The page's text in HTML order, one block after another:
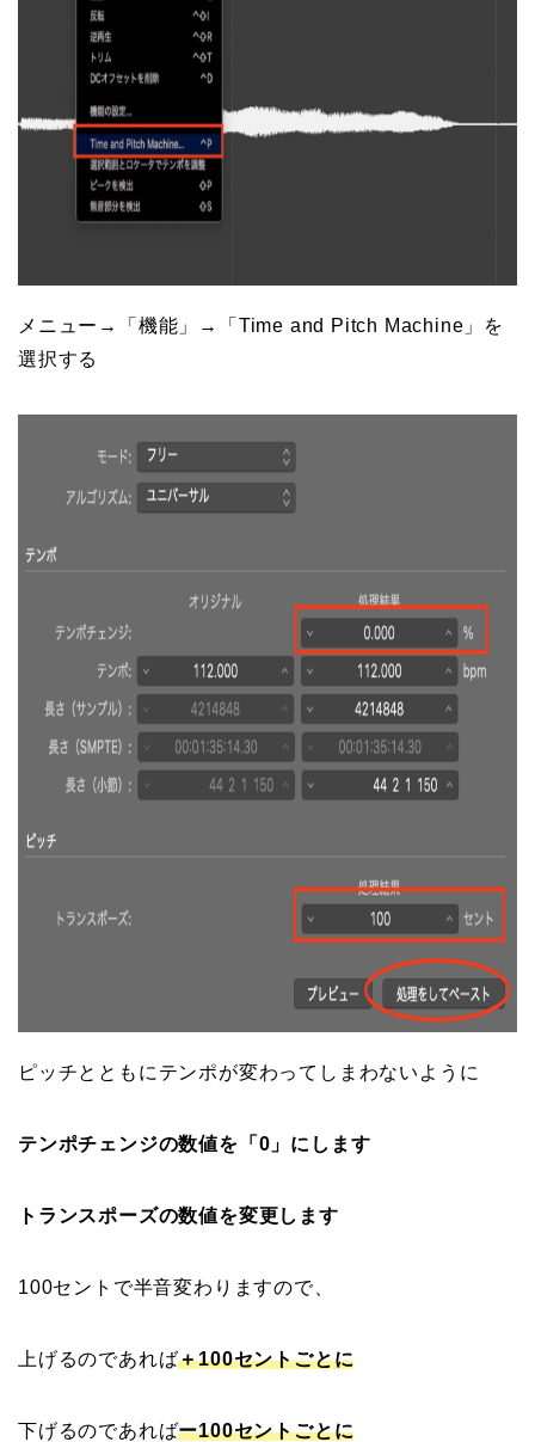
メニュー→「機能」→「Time and Pitch Machine」を
選択する
ピッチとともにテンポが変わってしまわないように
テンポチェンジの数値を「0」にします
トランスポーズの数値を変更します
100セントで半音変わりますので、
上げるのであれば＋100セントごとに
下げるのであればー100セントごとに